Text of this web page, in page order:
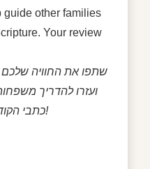
other families
Your review
שתפו את החוויה שלכם
ועזרו להדריך
כתבי הקודש. המשוב שלכם חשוב לנו!